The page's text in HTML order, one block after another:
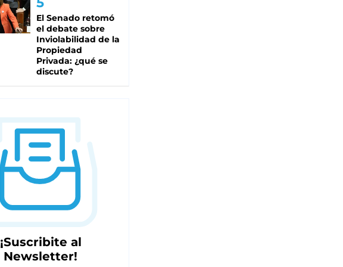
El Senado retomó
el debate sobre
Inviolabilidad de la
Propiedad
Privada: ¿qué se
discute?
¡Suscribite al
Newsletter!